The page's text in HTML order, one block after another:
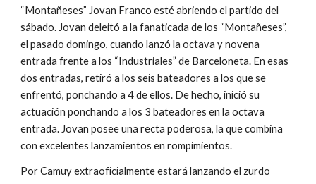
“Montañeses” Jovan Franco esté abriendo el partido del
sábado. Jovan deleitó a la fanaticada de los “Montañeses”,
el pasado domingo, cuando lanzó la octava y novena
entrada frente a los “Industriales” de Barceloneta. En esas
dos entradas, retiró a los seis bateadores a los que se
enfrentó, ponchando a 4 de ellos. De hecho, inició su
actuación ponchando a los 3 bateadores en la octava
entrada. Jovan posee una recta poderosa, la que combina
con excelentes lanzamientos en rompimientos.
Por Camuy extraoficialmente estará lanzando el zurdo